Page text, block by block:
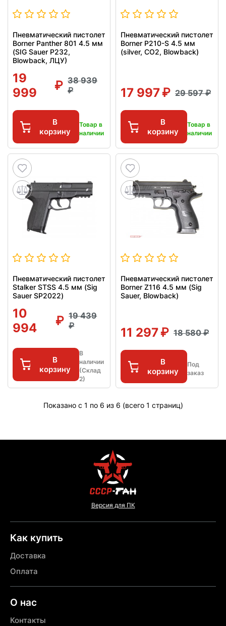
Пневматический пистолет
Borner Panther 801 4.5 мм
(SIG Sauer P232,
Blowback, ЛЦУ)
19
999
38 939
В
корзину
Товар в
наличии
Пневматический пистолет
Borner P210-S 4.5 мм
(silver, CO2, Blowback)
17 997 29 597
В
корзину
Товар в
наличии
Пневматический пистолет
Stalker STSS 4.5 мм (Sig
Sauer SP2022)
10
994
19 439
В
корзину
В
наличии
(Склад
2)
Пневматический пистолет
Borner Z116 4.5 мм (Sig
Sauer, Blowback)
11 297 18 580
В
корзину
Под
заказ
Показано с 1 по 6 из 6 (всего 1 страниц)
Версия для ПК
Как купить
Доставка
Оплата
О нас
Контакты